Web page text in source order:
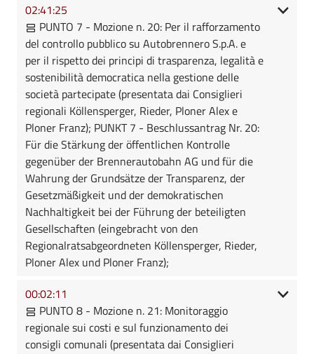
02:41:25
PUNTO 7 - Mozione n. 20: Per il rafforzamento
del controllo pubblico su Autobrennero S.p.A. e
per il rispetto dei principi di trasparenza, legalità e
sostenibilità democratica nella gestione delle
società partecipate (presentata dai Consiglieri
regionali Köllensperger, Rieder, Ploner Alex e
Ploner Franz); PUNKT 7 - Beschlussantrag Nr. 20:
Für die Stärkung der öffentlichen Kontrolle
gegenüber der Brennerautobahn AG und für die
Wahrung der Grundsätze der Transparenz, der
Gesetzmäßigkeit und der demokratischen
Nachhaltigkeit bei der Führung der beteiligten
Gesellschaften (eingebracht von den
Regionalratsabgeordneten Köllensperger, Rieder,
Ploner Alex und Ploner Franz);
00:02:11
PUNTO 8 - Mozione n. 21: Monitoraggio
regionale sui costi e sul funzionamento dei
consigli comunali (presentata dai Consiglieri